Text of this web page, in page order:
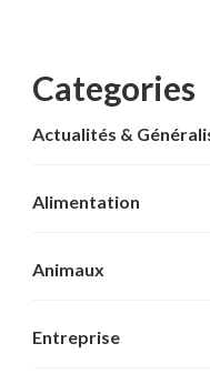
Categories
Actualités &
Alimentation
Animaux
Entreprise